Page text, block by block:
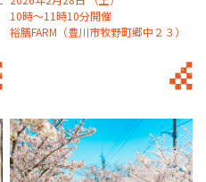
10時～11時10分開催
裕膳FARM（豊川市牧野町郷中２３）